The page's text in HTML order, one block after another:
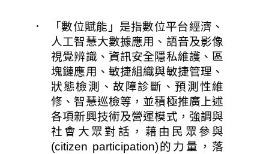
．  「數位賦能」是指數位平台經濟、
人工智慧大數據應用、語音及影像
視覺辨識、資訊安全隱私維護、區
塊鏈應用、敏捷組織與敏捷管理、
狀態檢測、故障診斷、預測性維
修、智慧巡檢等，並積極推廣上述
各項新興技術及營運模式，強調與
社會大眾對話，藉由民眾參與
(citizen participation)的力量，落